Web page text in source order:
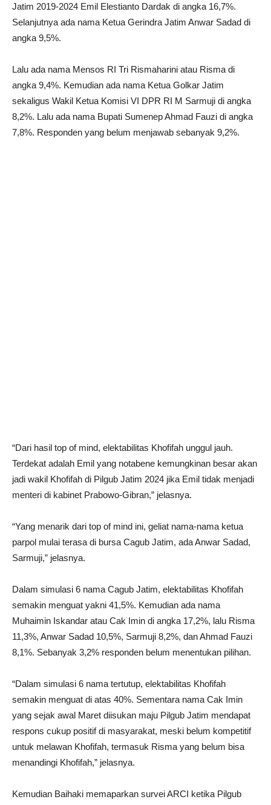
Jatim 2019-2024 Emil Elestianto Dardak di angka 16,7%.
Selanjutnya ada nama Ketua Gerindra Jatim Anwar Sadad di
angka 9,5%.
Lalu ada nama Mensos RI Tri Rismaharini atau Risma di
angka 9,4%. Kemudian ada nama Ketua Golkar Jatim
sekaligus Wakil Ketua Komisi VI DPR RI M Sarmuji di angka
8,2%. Lalu ada nama Bupati Sumenep Ahmad Fauzi di angka
7,8%. Responden yang belum menjawab sebanyak 9,2%.
“Dari hasil top of mind, elektabilitas Khofifah unggul jauh.
Terdekat adalah Emil yang notabene kemungkinan besar akan
jadi wakil Khofifah di Pilgub Jatim 2024 jika Emil tidak menjadi
menteri di kabinet Prabowo-Gibran,” jelasnya.
“Yang menarik dari top of mind ini, geliat nama-nama ketua
parpol mulai terasa di bursa Cagub Jatim, ada Anwar Sadad,
Sarmuji,” jelasnya.
Dalam simulasi 6 nama Cagub Jatim, elektabilitas Khofifah
semakin menguat yakni 41,5%. Kemudian ada nama
Muhaimin Iskandar atau Cak Imin di angka 17,2%, lalu Risma
11,3%, Anwar Sadad 10,5%, Sarmuji 8,2%, dan Ahmad Fauzi
8,1%. Sebanyak 3,2% responden belum menentukan pilihan.
“Dalam simulasi 6 nama tertutup, elektabilitas Khofifah
semakin menguat di atas 40%. Sementara nama Cak Imin
yang sejak awal Maret diisukan maju Pilgub Jatim mendapat
respons cukup positif di masyarakat, meski belum kompetitif
untuk melawan Khofifah, termasuk Risma yang belum bisa
menandingi Khofifah,” jelasnya.
Kemudian Baihaki memaparkan survei ARCI ketika Pilgub